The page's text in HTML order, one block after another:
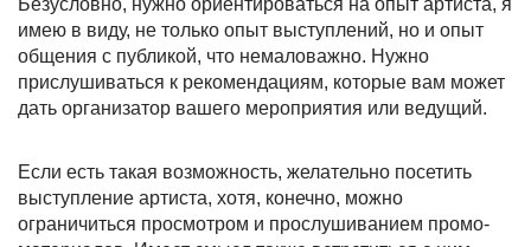
Безусловно, нужно ориентироваться на опыт артиста, я
имею в виду, не только опыт выступлений, но и опыт
общения с публикой, что немаловажно. Нужно
прислушиваться к рекомендациям, которые вам может
дать организатор вашего мероприятия или ведущий.
Если есть такая возможность, желательно посетить
выступление артиста, хотя, конечно, можно
ограничиться просмотром и прослушиванием промо-